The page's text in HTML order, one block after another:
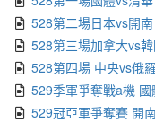
528第二場日本vs開南
528第三場加拿大vs
528第四場 中央vs俄
529季軍爭奪戰a機
529冠亞軍爭奪賽 開